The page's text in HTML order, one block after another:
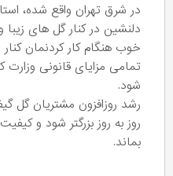
در شرق تهران واقع شده،
دلنشین در کنار گل های
خوب هنگام کار کردنمان
تمامی مزایای قانونی
شود.
رشد روزافزون مشتریان گل
روز به روز بزرگتر شود و
بماند.